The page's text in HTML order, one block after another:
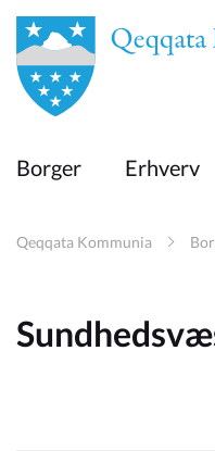
en
Borger
Erhverv
Politik
Turisme
Borger Erhverv
Qeqqata Kommunia